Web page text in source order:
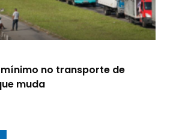
no transporte de
muda